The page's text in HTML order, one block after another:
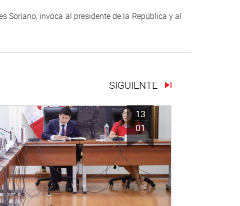
Soriano, invoca al presidente de la República y al
SIGUIENTE
13
01